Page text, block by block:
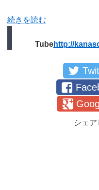
続きを読む
Tubehttp://
シェア